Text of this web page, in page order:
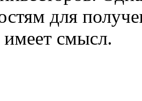
для
имеет смысл.